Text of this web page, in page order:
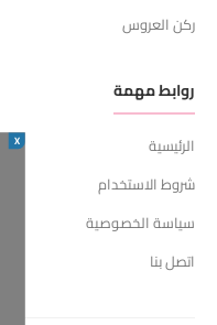
ركن العروس
روابط مهمة
الرئيسية
شروط الاستخدام
سياسة الخصوصية
اتصل بنا
X